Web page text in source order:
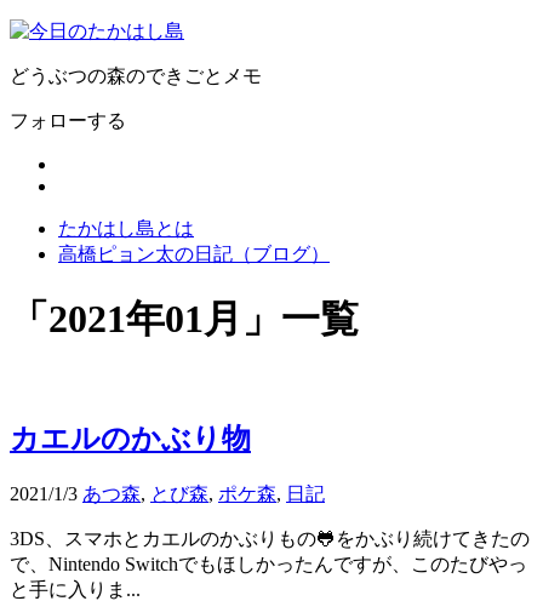
どうぶつの森のできごとメモ
フォローする
たかはし島とは
高橋ピョン太の日記（ブログ）
「 2021年01月 」 一覧
カエルのかぶり物
2021/1/3 あつ森, とび森, ポケ森, 日記
3DS、スマホとカエルのかぶりもの🐸をかぶり続けてきたの
で、Nintendo Switchでもほしかったんですが、このたびやっ
と手に入りま...